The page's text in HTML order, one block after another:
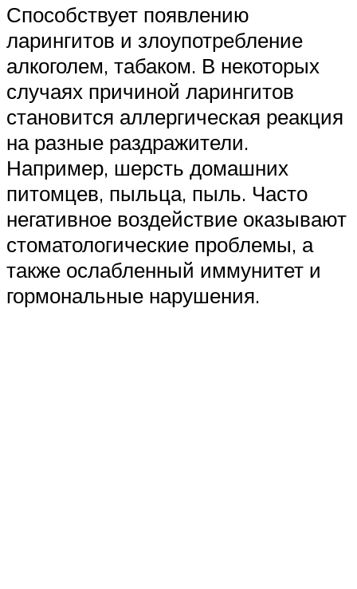
Способствует появлению
ларингитов и злоупотребление
алкоголем, табаком. В некоторых
случаях причиной ларингитов
становится аллергическая реакция
на разные раздражители.
Например, шерсть домашних
питомцев, пыльца, пыль. Часто
негативное воздействие оказывают
стоматологические проблемы, а
также ослабленный иммунитет и
гормональные нарушения.